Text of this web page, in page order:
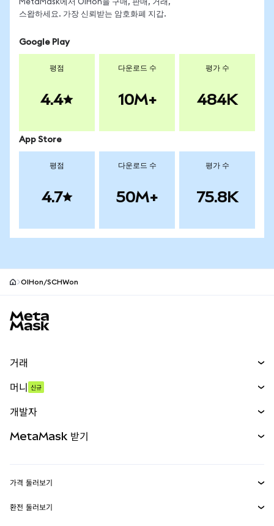
MetaMask에서 OIHon을 구매, 판매, 거래,
스왑하세요. 가장 신뢰받는 암호화폐 지갑.
Google Play
평점
4.4
다운로드 수
10M+
평가 수
484K
App Store
평점
4.7
다운로드 수
50M+
평가 수
75.8K
OIHon/SCHWon
거래
무기한 선물
실물자산
머니 신규
개발자
MetaMask Connect
MetaMask 받기
가격 둘러보기
이더리움 가격
환전 둘러보기